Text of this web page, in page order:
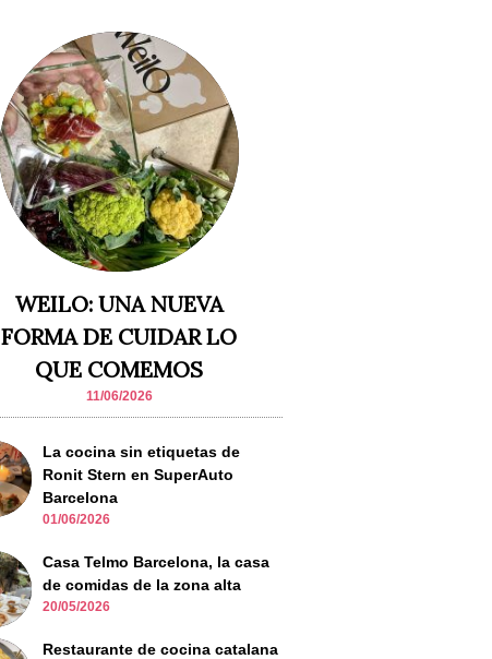
WEILO: UNA NUEVA
FORMA DE CUIDAR LO
QUE COMEMOS
11/06/2026
La cocina sin etiquetas de
Ronit Stern en SuperAuto
Barcelona
01/06/2026
Casa Telmo Barcelona, la casa
de comidas de la zona alta
20/05/2026
Restaurante de cocina catalana